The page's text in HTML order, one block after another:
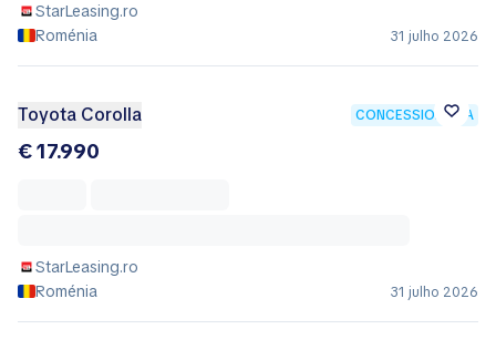
StarLeasing.ro
Roménia
31 julho 2026
Toyota Corolla CONCESSIONÁRIA
€ 17.990
StarLeasing.ro
Roménia
31 julho 2026